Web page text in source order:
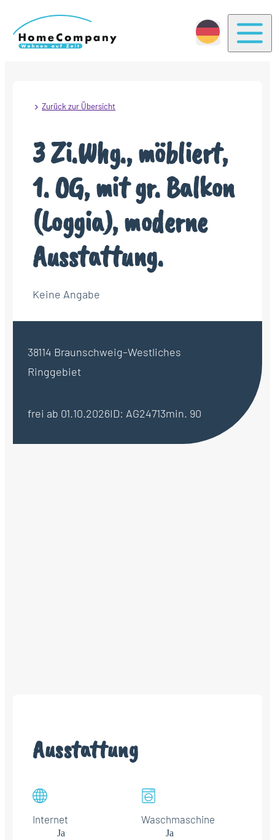
Zurück zur Übersicht
3 Zi.Whg., möbliert,
1. OG, mit gr. Balkon
(Loggia), moderne
Ausstattung.
Keine Angabe
38114 Braunschweig–Westliches
Ringgebiet
frei ab 01.10.2026ID: AG24713min. 90
Ausstattung
Internet
Ja
Waschmaschine
Ja